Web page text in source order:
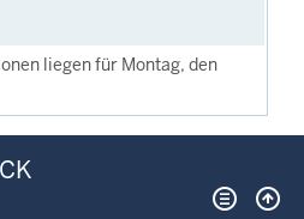
liegen für Montag, den